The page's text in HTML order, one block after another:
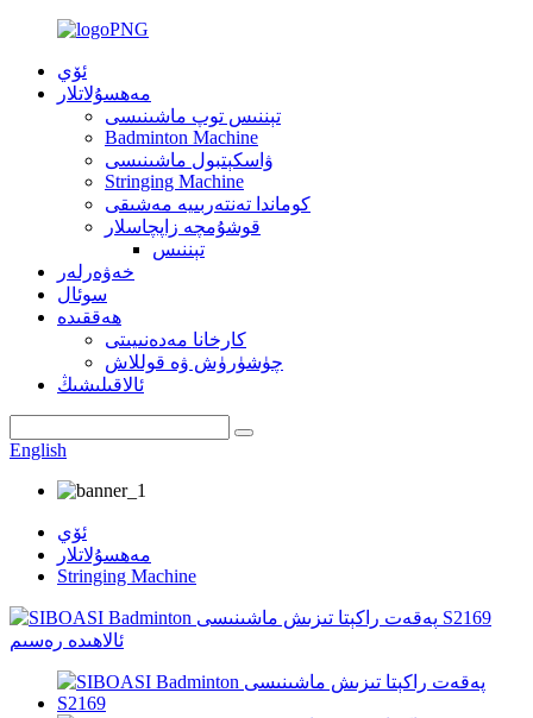
ئۆي
مەھسۇلاتلار
تېننىس توپ ماشىنىسى
Badminton Machine
ۋاسكېتبول ماشىنىسى
Stringing Machine
كوماندا تەنتەربىيە مەشىقى
قوشۇمچە زاپچاسلار
تېننىس
خەۋەرلەر
سوئال
ھەققىدە
كارخانا مەدەنىيىتى
چۈشۈرۈش ۋە قوللاش
ئالاقىلىشىڭ
English
ئۆي
مەھسۇلاتلار
Stringing Machine